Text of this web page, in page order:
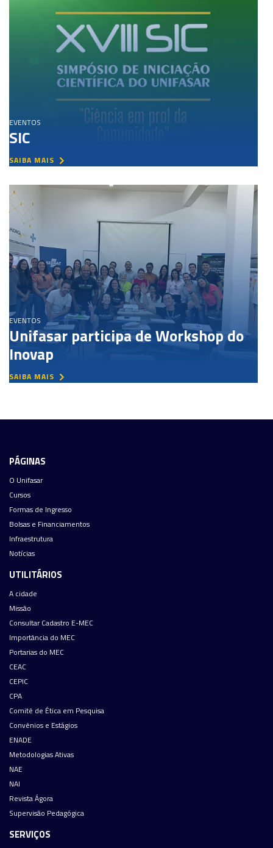
EVENTOS
SIC
SAIBA MAIS
EVENTOS
Unifasar participa de Workshop do
Inovap
SAIBA MAIS
PÁGINAS
O Unifasar
Cursos
Formas de Ingresso
Bolsas e Financiamentos
Infraestrutura
Notícias
UTILITÁRIOS
A cidade
Missão
Consultar Cadastro E-MEC
Importância do MEC
Portarias do MEC
CEAC
CEPIC
CPA
Comitê de Ética em Pesquisa
Convênios e Estágios
ENADE
Metodologias Ativas
NAE
NAI
Revista Ágora
Supervisão Pedagógica
SERVIÇOS